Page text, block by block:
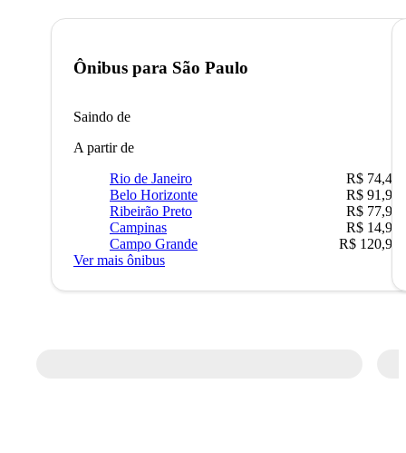
Ônibus para São Paulo
Saindo de
A partir de
Rio de Janeiro
R$ 74,48
Belo Horizonte
R$ 91,90
Ribeirão Preto
R$ 77,90
Campinas
R$ 14,90
Campo Grande
R$ 120,90
Ver mais ônibus